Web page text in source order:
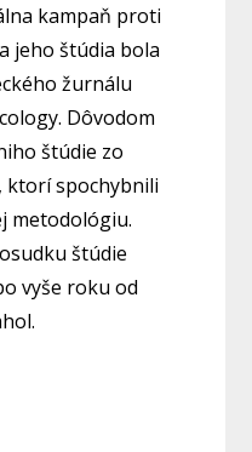
kampaň proti
jeho štúdia bola
žurnálu
Dôvodom
štúdie zo
ktorí spochybnili
metodológiu.
štúdie
vyše roku od